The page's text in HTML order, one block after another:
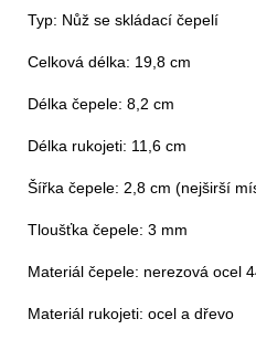
Typ: Nůž se skládací čepelí
Celková délka: 19,8 cm
Délka čepele: 8,2 cm
Délka rukojeti: 11,6 cm
Šířka čepele: 2,8 cm (nejširší
Tloušťka čepele: 3 mm
Materiál čepele: nerezová ocel
Materiál rukojeti: ocel a dřevo
450ML
VLK
A
MĚSÍC
590
Původně:
650
Kč